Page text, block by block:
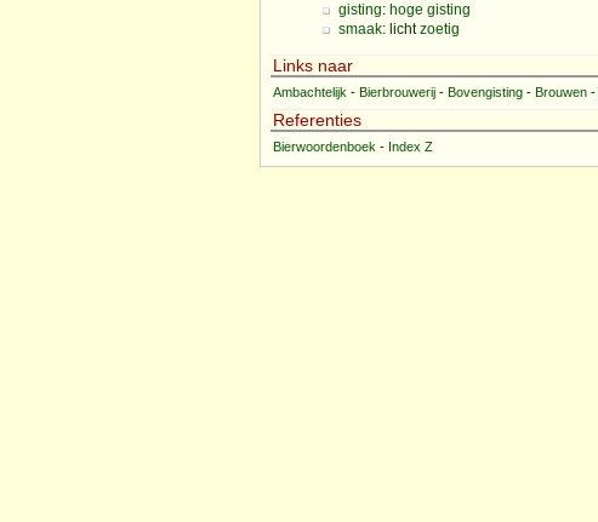
gisting: hoge gisting
smaak: lichtzoetig
Links naar
Ambachtelijk - Bierbrouwerij - Bovengisting - Brouwen -
Referenties
Bierwoordenboek - Index Z